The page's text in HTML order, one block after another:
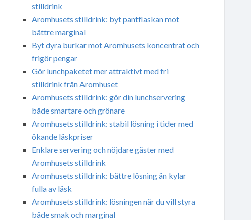
stilldrink
Aromhusets stilldrink: byt pantflaskan mot
bättre marginal
Byt dyra burkar mot Aromhusets koncentrat och
frigör pengar
Gör lunchpaketet mer attraktivt med fri
stilldrink från Aromhuset
Aromhusets stilldrink: gör din lunchservering
både smartare och grönare
Aromhusets stilldrink: stabil lösning i tider med
ökande läskpriser
Enklare servering och nöjdare gäster med
Aromhusets stilldrink
Aromhusets stilldrink: bättre lösning än kylar
fulla av läsk
Aromhusets stilldrink: lösningen när du vill styra
både smak och marginal